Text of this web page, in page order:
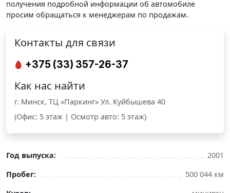
получения подробной информации об автомобиле
просим обращаться к менеджерам по продажам.
Контакты для связи
+375 (33) 357-26-37
Как нас найти
г. Минск, ТЦ «Паркинг» Ул. Куйбышева 40
(Офис: 5 этаж | Осмотр авто: 5 этаж)
Год выпуска:
2001
Пробег:
500 044 км